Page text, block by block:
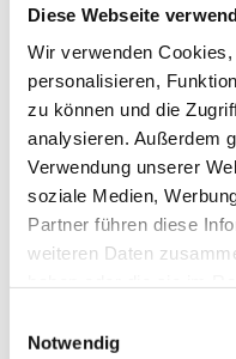
Diese Webseite
Wir verwenden
personalisieren,
zu können und die
analysieren. Außerdem
Verwendung unserer
soziale Medien,
Partner führen diese
weiteren Daten
Notwendig
4 Wochen
Oberarzt
(m/w/d)
FIND